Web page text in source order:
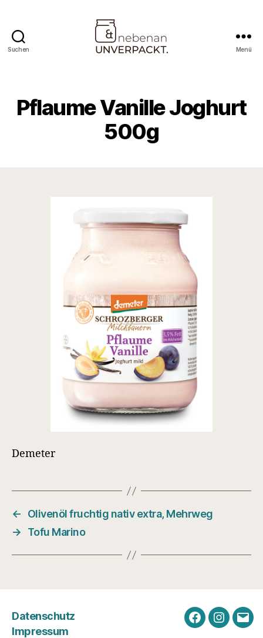
Suchen Menü
Pflaume Vanille Joghurt
500g
Demeter
←
Olivenöl fruchtig nativ extra, Mehrweg
→
Tofu Marino
Datenschutz
Impressum
FacebookE-